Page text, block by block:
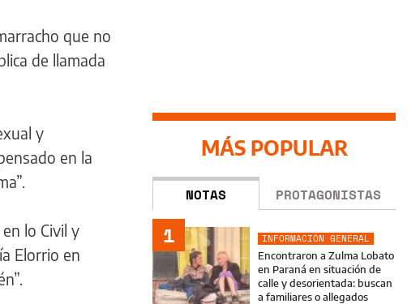
que no
de llamada
y
en la
lo Civil y
Elorrio en
MÁS POPULAR
NOTAS PROTAGONISTAS
1
INFORMACIÓN GENERAL
Encontraron a Zulma Lobato
en Paraná en situación de
calle y desorientada: buscan
a familiares o allegados